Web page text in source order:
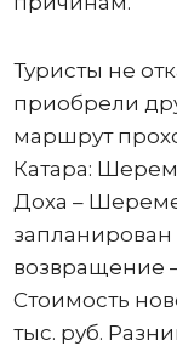
Туристы не
приобрели
маршрут
Катара:
Доха –
запланирован
возвращение
Стоимость
тыс. руб.